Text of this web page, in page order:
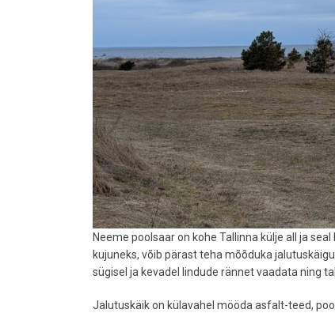
Neeme poolsaar on kohe Tallinna külje all ja
kujuneks, võib pärast teha mõõduka
sügisel ja kevadel lindude rännet vaadata ning
Jalutuskäik on külavahel mööda asfalt-teed,